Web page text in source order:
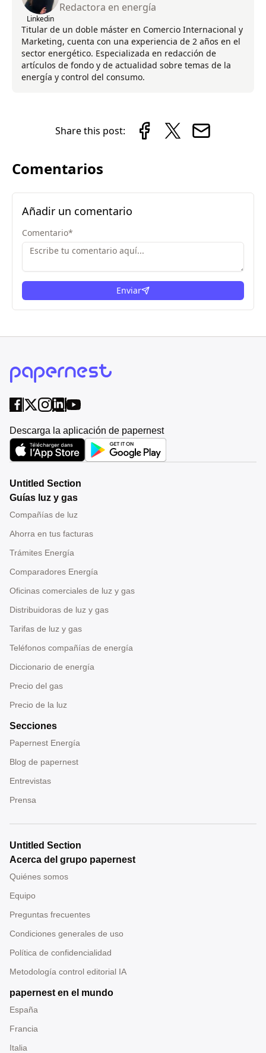
Linkedin
Redactora en energía
Titular de un doble máster en Comercio Internacional y
Marketing, cuenta con una experiencia de 2 años en el
sector energético. Especializada en redacción de
artículos de fondo y de actualidad sobre temas de la
energía y control del consumo.
Share this post:
Comentarios
Añadir un comentario
Comentario*
Enviar
Descarga la aplicación de papernest
Untitled Section
Guías luz y gas
Compañías de luz
Ahorra en tus facturas
Trámites Energía
Comparadores Energía
Oficinas comerciales de luz y gas
Distribuidoras de luz y gas
Tarifas de luz y gas
Teléfonos compañías de energía
Diccionario de energía
Precio del gas
Precio de la luz
Secciones
Papernest Energía
Blog de papernest
Entrevistas
Prensa
Untitled Section
Acerca del grupo papernest
Quiénes somos
Equipo
Preguntas frecuentes
Condiciones generales de uso
Política de confidencialidad
Metodología control editorial IA
papernest en el mundo
España
Francia
Italia